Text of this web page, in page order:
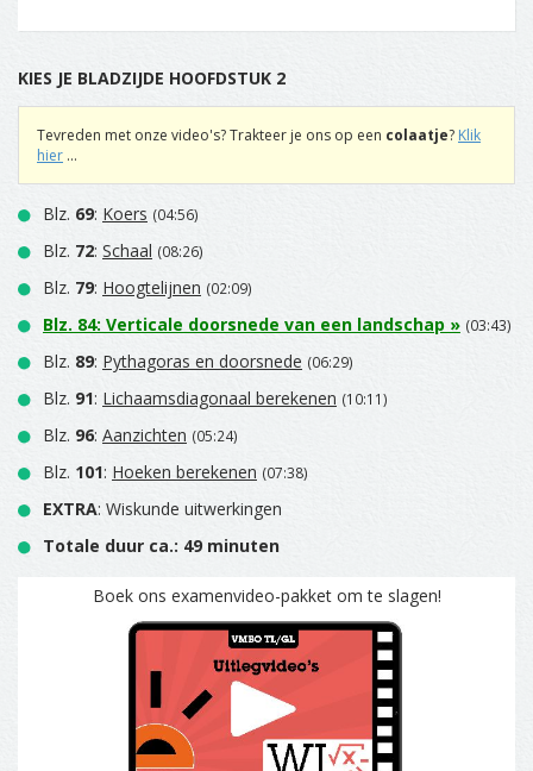
KIES JE BLADZIJDE HOOFDSTUK 2
Tevreden met onze video's? Trakteer je ons op een colaatje? Klik
hier ...
Blz. 69: Koers (04:56)
Blz. 72: Schaal (08:26)
Blz. 79: Hoogtelijnen (02:09)
Blz. 84: Verticale doorsnede van een landschap » (03:43)
Blz. 89: Pythagoras en doorsnede (06:29)
Blz. 91: Lichaamsdiagonaal berekenen (10:11)
Blz. 96: Aanzichten (05:24)
Blz. 101: Hoeken berekenen (07:38)
EXTRA: Wiskunde uitwerkingen
Totale duur ca.: 49 minuten
Boek ons examenvideo-pakket om te slagen!